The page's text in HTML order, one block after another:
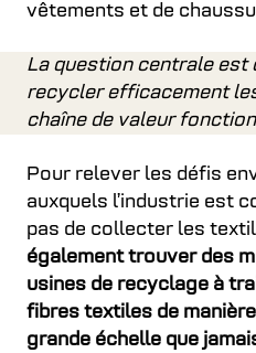
vêtements et de
La question centrale est
recycler efficacement
chaîne de valeur
Pour relever les défis
auxquels l’industrie est
pas de collecter les
également trouver des
usines de recyclage à
fibres textiles de
grande échelle que